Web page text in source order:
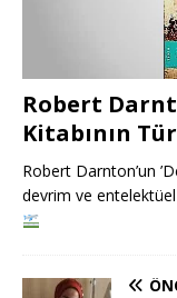
Robert
Kitabının
Robert Darnton’un
devrim ve entelektüel